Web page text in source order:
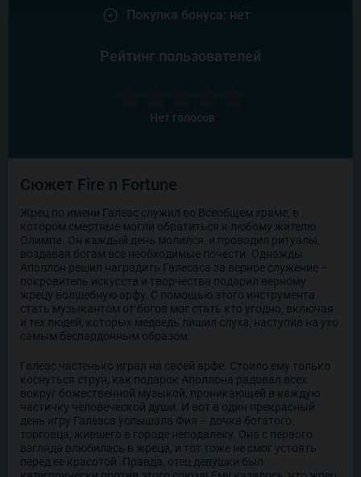
Покупка бонуса: нет
Рейтинг пользователей
Нет голосов
Сюжет Fire n Fortune
Жрец по имени Галеас служил во Всеобщем храме, в
котором смертные могли обратиться к любому жителю
Олимпа. Он каждый день молился, и проводил ритуалы,
воздавая богам все необходимые почести. Однажды
Аполлон решил наградить Галесаса за верное служение –
покровитель искусств и творчества подарил верному
жрецу волшебную арфу. С помощью этого инструмента
стать музыкантом от богов мог стать кто угодно, включая
и тех людей, которых медведь лишил слуха, наступив на ухо
самым беспардонным образом.
Галеас частенько играл на своей арфе. Стоило ему только
коснуться струн, как подарок Аполлона радовал всех
вокруг божественной музыкой, проникающей в каждую
частичку человеческой души. И вот в один прекрасный
день игру Галеаса услышала Фия – дочка богатого
торговца, жившего в городе неподалеку. Она с первого
взгляда влюбилась в жреца, и тот тоже не смог устоять
перед ее красотой. Правда, отец девушки был